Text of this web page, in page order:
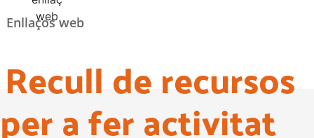
Enllaços web
Recull de recursos
per a fer activitat